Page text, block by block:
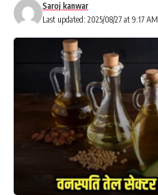
Last updated: 2025/08/27 at 9:17 AM
Saroj kanwar